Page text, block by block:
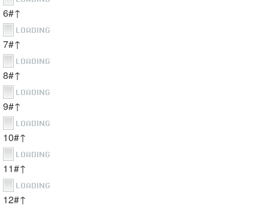
6#↑
7#↑
8#↑
9#↑
10#↑
11#↑
12#↑